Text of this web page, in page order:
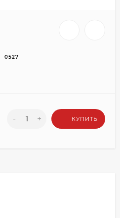
0527
- + КУПИТЬ